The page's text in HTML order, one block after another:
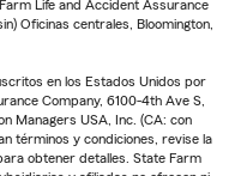
Life and Accident Assurance
Oficinas centrales, Bloomington,
en los Estados Unidos por
Company, 6100-4th Ave S,
Managers USA, Inc. (CA: con
términos y condiciones, revise la
obtener detalles. State Farm